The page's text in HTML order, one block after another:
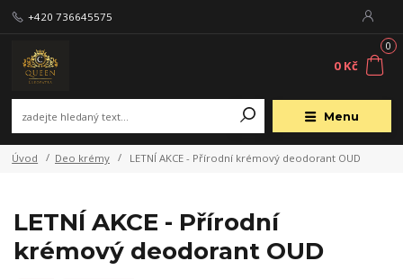
Menu
+420 736645575
0
0 Kč
Úvod Deo krémy LETNÍ AKCE - Přírodní krémový deodorant OUD
LETNÍ AKCE - Přírodní
krémový deodorant OUD